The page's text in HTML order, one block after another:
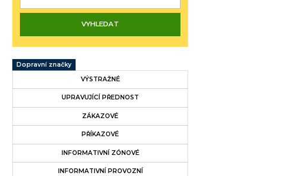
Dopravní značky
VÝSTRAŽNÉ
UPRAVUJÍCÍ PŘEDNOST
ZÁKAZOVÉ
PŘÍKAZOVÉ
INFORMATIVNÍ ZÓNOVÉ
INFORMATIVNÍ PROVOZNÍ